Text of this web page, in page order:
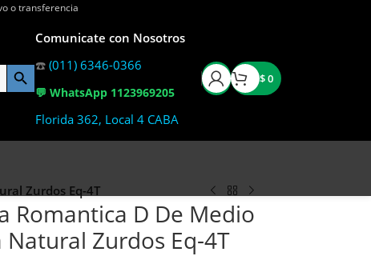
o transferencia
Comunicate con Nosotros
☎️ (011) 6346-0366
💬 WhatsApp 1123969205
Florida 362, Local 4 CABA
$0
Zurdos Eq-4T
Romantica D De Medio
Zurdos Eq-4T